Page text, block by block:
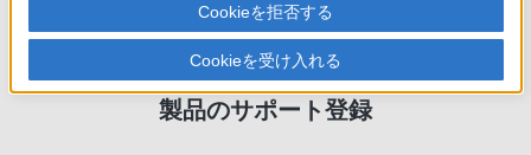
製品のサポート登録
Cookieを拒否する
Cookieを受け入れる